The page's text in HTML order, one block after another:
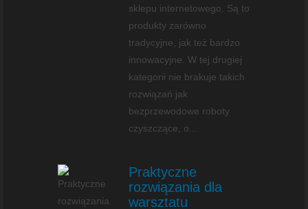
sklepu internetowego. Są to
produkty zarówno
tradycyjne, jak też bardzo
innowacyjne. W tej drugiej
kategorii nie brakuje takich
rozwiązań jak
bezprzewodowe roboty
czyszczące, o...
Praktyczne
rozwiązania dla
warsztatu